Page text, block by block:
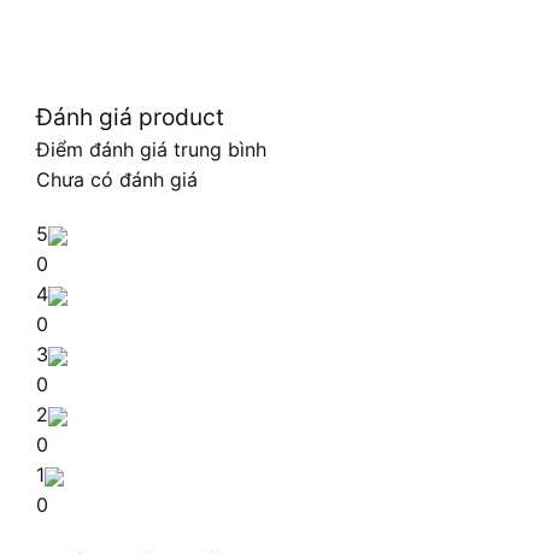
Đánh giá product
Điểm đánh giá trung bình
Chưa có đánh giá
5
0
4
0
3
0
2
0
1
0